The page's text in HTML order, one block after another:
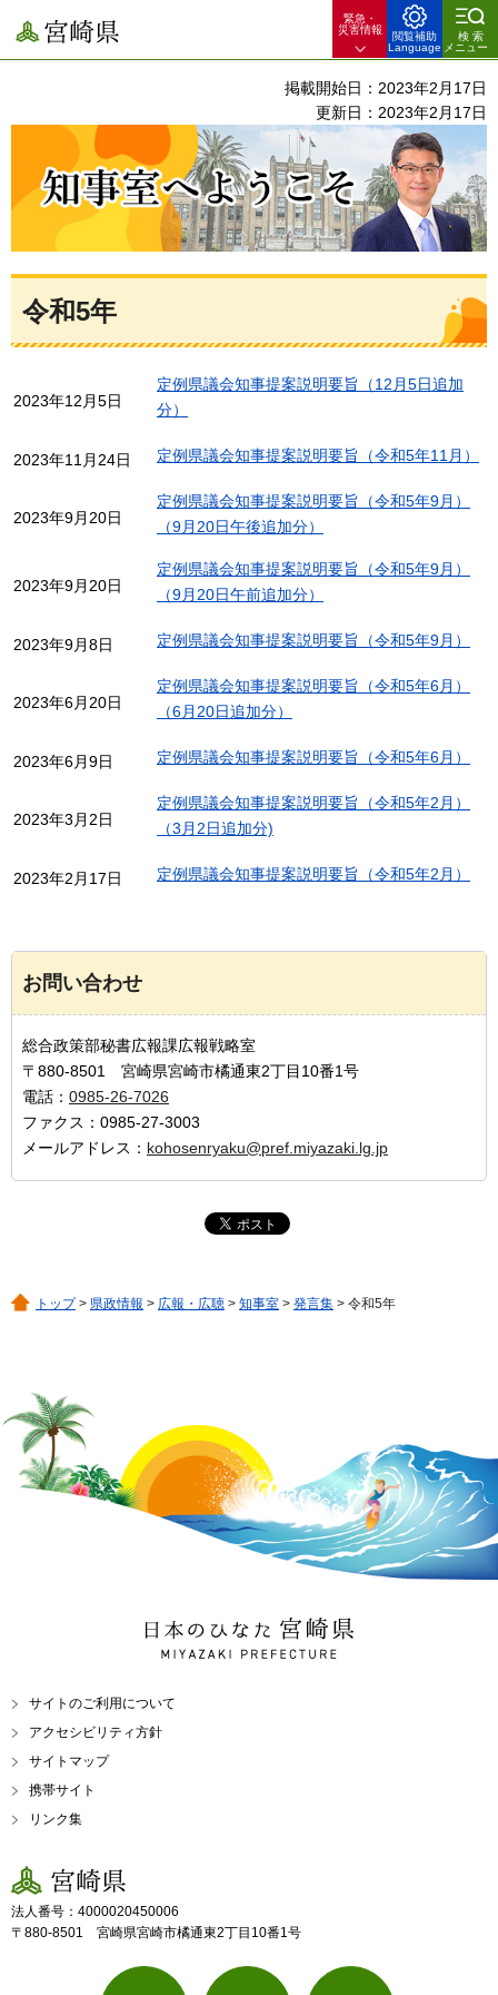
宮崎県
緊急・
災害情報
閲覧補助
Language
検索
メニュー
掲載開始日：2023年2月17日
更新日：2023年2月17日
令和5年
2023年12月5日
定例県議会知事提案説明要旨（12月5日追加
分）
2023年11月24日 定例県議会知事提案説明要旨（令和5年11月）
2023年9月20日
定例県議会知事提案説明要旨（令和5年9月）
（9月20日午後追加分）
2023年9月20日
定例県議会知事提案説明要旨（令和5年9月）
（9月20日午前追加分）
2023年9月8日 定例県議会知事提案説明要旨（令和5年9月）
2023年6月20日
定例県議会知事提案説明要旨（令和5年6月）
（6月20日追加分）
2023年6月9日 定例県議会知事提案説明要旨（令和5年6月）
2023年3月2日
定例県議会知事提案説明要旨（令和5年2月）
（3月2日追加分)
2023年2月17日 定例県議会知事提案説明要旨（令和5年2月）
お問い合わせ
総合政策部秘書広報課広報戦略室
〒880-8501 宮崎県宮崎市橘通東2丁目10番1号
電話： 0985-26-7026
ファクス：0985-27-3003
メールアドレス： kohosenryaku@pref.miyazaki.lg.jp
トップ> 県政情報 > 広報・広聴 > 知事室 > 発言集 > 令和5年
日本のひなた 宮崎県
MIYAZAKI PREFECTURE
サイトのご利用について
アクセシビリティ方針
サイトマップ
携帯サイト
リンク集
宮崎県
法人番号：4000020450006
〒880-8501 宮崎県宮崎市橘通東2丁目10番1号